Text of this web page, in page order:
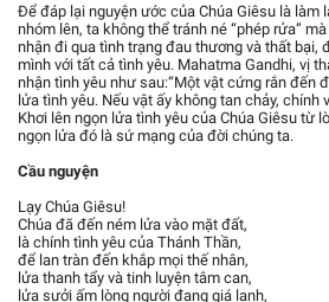
Để đáp lại nguyện ước của Chúa Giêsu là làm
nhóm lên, ta không thể tránh né “phép rửa”
nhận đi qua tình trạng đau thương và thất bại,
mình với tất cả tình yêu. Mahatma Gandhi, vị
nhận tình yêu như sau:“Một vật cứng rắn đến
lửa tình yêu. Nếu vật ấy không tan chảy, chính
Khơi lên ngọn lửa tình yêu của Chúa Giêsu từ
ngọn lửa đó là sứ mạng của đời chúng ta.
Cầu nguyện
Lạy Chúa Giêsu!
Chúa đã đến ném lửa vào mặt đất,
là chính tình yêu của Thánh Thần,
để lan tràn đến khắp mọi thế nhân,
lửa thanh tẩy và tinh luyện tâm can,
lửa sưởi ấm lòng người đang giá lạnh,